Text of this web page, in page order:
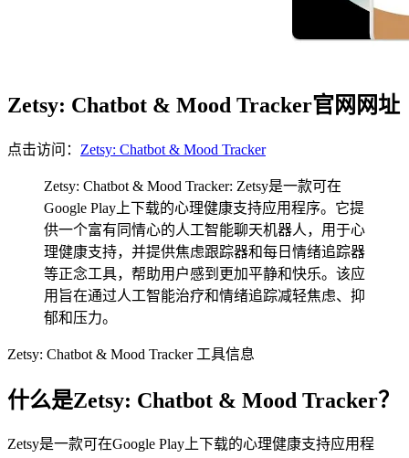
Zetsy: Chatbot & Mood Tracker官网网址
点击访问： Zetsy: Chatbot & Mood Tracker
Zetsy: Chatbot & Mood Tracker: Zetsy是一款可在
Google Play上下载的心理健康支持应用程序。它提
供一个富有同情心的人工智能聊天机器人，用于心
理健康支持，并提供焦虑跟踪器和每日情绪追踪器
等正念工具，帮助用户感到更加平静和快乐。该应
用旨在通过人工智能治疗和情绪追踪减轻焦虑、抑
郁和压力。
Zetsy: Chatbot & Mood Tracker 工具信息
什么是Zetsy: Chatbot & Mood Tracker？
Zetsy是一款可在Google Play上下载的心理健康支持应用程